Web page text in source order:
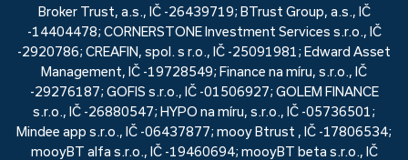
Broker Trust, a.s., IČ -26439719; BTrust Group, a.s., IČ
-14404478; CORNERSTONE Investment Services s.r.o., IČ
-2920786; CREAFIN, spol. s r.o., IČ -25091981; Edward Asset
Management, IČ -19728549; Finance na míru, s.r.o., IČ
-29276187; GOFIS s.r.o., IČ -01506927; GOLEM FINANCE
s.r.o., IČ -26880547; HYPO na míru, s.r.o., IČ -05736501;
Mindee app s.r.o., IČ -06437877; mooy Btrust , IČ -17806534;
mooyBT alfa s.r.o., IČ -19460694; mooyBT beta s.r.o., IČ